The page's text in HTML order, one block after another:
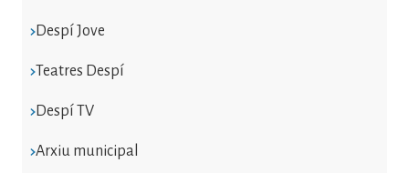
Despí Jove
Teatres Despí
Despí TV
Arxiu municipal